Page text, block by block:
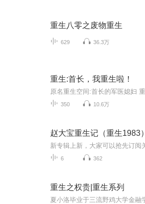
重生八零之废物重生
629 36.3万
重生:首长，我重生啦！
350 10.6万
赵大宝重生记（重生1983）
6 362
重生之权贵|重生系列